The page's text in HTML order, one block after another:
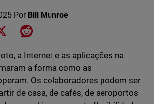
Por Bill Munroe
on Facebook
Share on XShare on Reddit
a Internet e as aplicações na
a forma como as
Os colaboradores podem ser
de casa, de cafés, de aeroportos